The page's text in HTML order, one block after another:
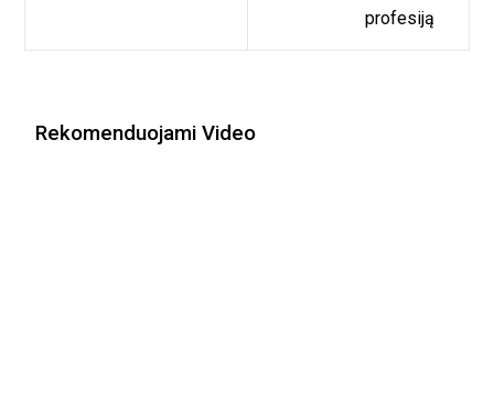
profesiją
Rekomenduojami Video